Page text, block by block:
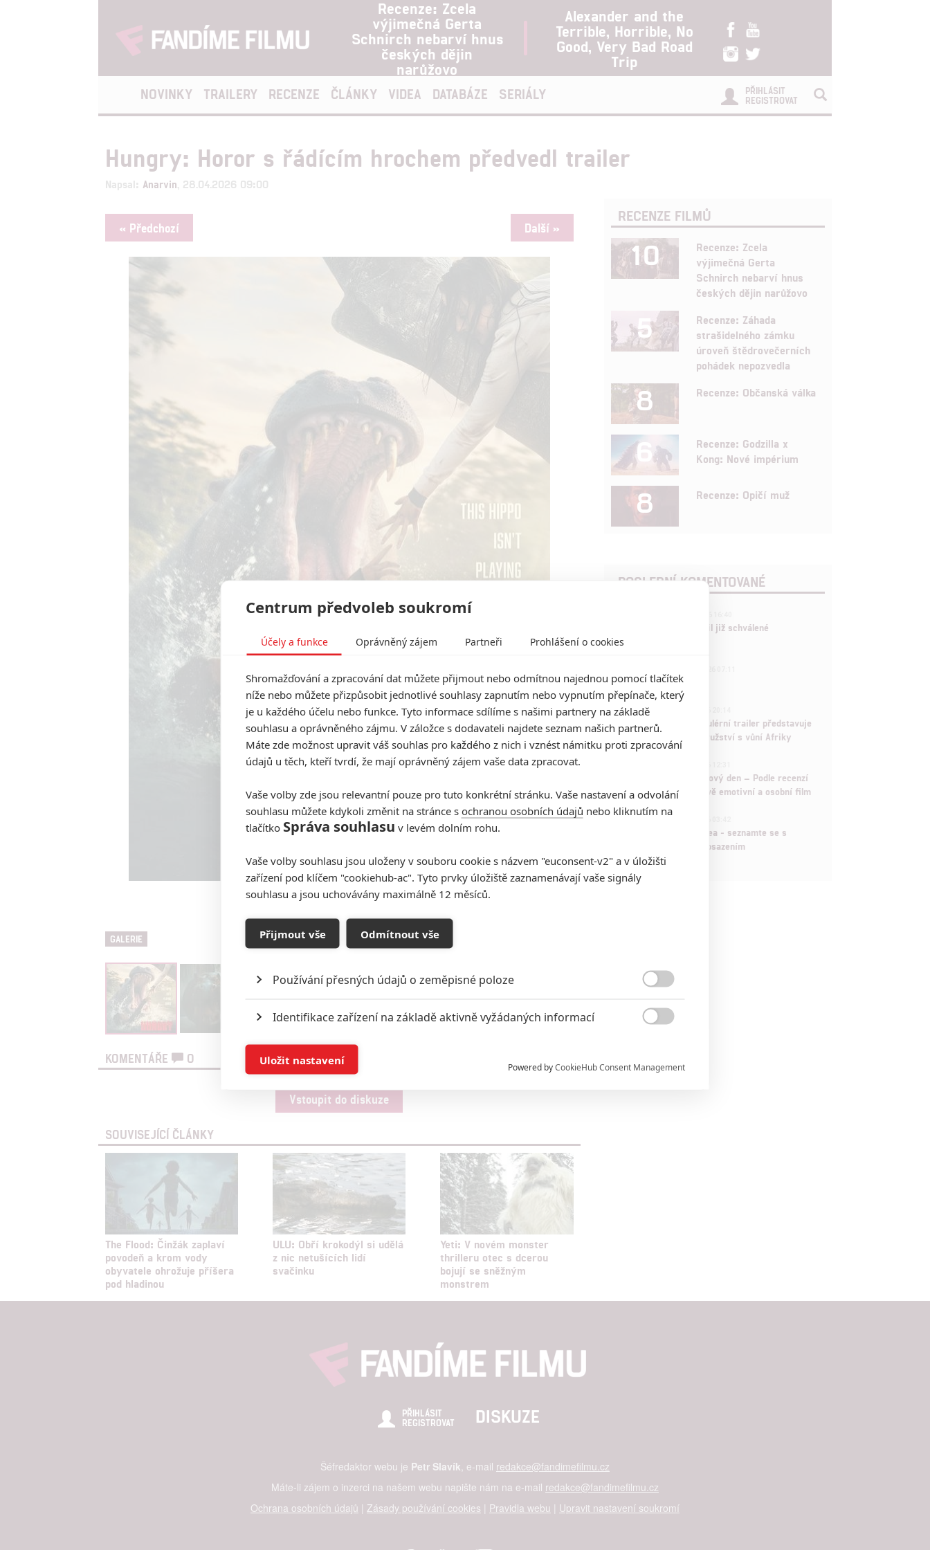
Recenze: Zcela
výjimečná Gerta
Schnirch nebarví hnus
českých dějin
narůžovo
Alexander and the
Terrible, Horrible, No
Good, Very Bad Road
Trip
NOVINKY TRAILERY RECENZE ČLÁNKY VIDEA DATABÁZE SERIÁLY
PŘIHLÁSIT
REGISTROVAT
Hungry: Horor s řádícím hrochem předvedl trailer
Napsal: Anarvin , 28.04.2026 09:00
« Předchozí Další »
GALERIE
KOMENTÁŘE 0
Vstoupit do diskuze
SOUVISEJÍCÍ ČLÁNKY
The Flood: Činžák zaplaví
povodeň a krom vody
obyvatele ohrožuje příšera
pod hladinou
ULU: Obří krokodýl si udělá
z nic netušících lidí
svačinku
Yeti: V novém monster
thrilleru otec s dcerou
bojují se sněžným
monstrem
RECENZE FILMŮ
10
Recenze: Zcela
výjimečná Gerta
Schnirch nebarví hnus
českých dějin narůžovo
5
Recenze: Záhada
strašidelného zámku
úroveň štědrovečerních
pohádek nepozvedla
8 Recenze: Občanská válka
6
Recenze: Godzilla x
Kong: Nové impérium
8 Recenze: Opičí muž
POSLEDNÍ KOMENTOVANÉ
Marvel nečekaně zrušil již schválené
pokračování
拆彈專家
1ČLÁNEK | 30.07.2026 20:14
Děti krve a kostí: Regulérní trailer představuje
akční fantasy dobrodružství s vůní Afriky
Spider-Man: Zbrusu nový den – Podle recenzí
máme čekat překvapivě emotivní a osobní film
1
Velké preview: Odyssea - seznamte se s
maximálně nabitým obsazením
PŘIHLÁSIT
REGISTROVAT
DISKUZE
Šéfredaktor webu je Petr Slavík , e-mail redakce@fandimefilmu.cz
Máte-li zájem o inzerci na našem webu napište nám na e-mail redakce@fandimefilmu.cz
Ochrana osobních údajů | Zásady používání cookies | Pravidla webu | Upravit nastavení soukromí
Centrum předvoleb soukromí
Účely a funkce Oprávněný zájem Partneři Prohlášení o cookies
Shromažďování a zpracování dat můžete přijmout nebo odmítnou najednou pomocí tlačítek
níže nebo můžete přizpůsobit jednotlivé souhlasy zapnutím nebo vypnutím přepínače, který
je u každého účelu nebo funkce. Tyto informace sdílíme s našimi partnery na základě
souhlasu a oprávněného zájmu. V záložce s dodavateli najdete seznam našich partnerů.
Máte zde možnost upravit váš souhlas pro každého z nich i vznést námitku proti zpracování
údajů u těch, kteří tvrdí, že mají oprávněný zájem vaše data zpracovat.
Vaše volby zde jsou relevantní pouze pro tuto konkrétní stránku. Vaše nastavení a odvolání
souhlasu můžete kdykoli změnit na stránce s ochranou osobních údajů nebo kliknutím na
tlačítko Správa souhlasu v levém dolním rohu.
Vaše volby souhlasu jsou uloženy v souboru cookie s názvem "euconsent-v2" a v úložišti
zařízení pod klíčem "cookiehub-ac". Tyto prvky úložiště zaznamenávají vaše signály
souhlasu a jsou uchovávány maximálně 12 měsíců.
Přijmout vše Odmítnout vše
Používání přesných údajů o zeměpisné poloze
Identifikace zařízení na základě aktivně vyžádaných informací
Ukládání a/nebo přístup k informacím v zařízení

Reklama založená na omezených údajích a měření reklamy
služeb
Udělením souhlasu s účely a funkcemi zde uvedenými dáváte nám i našim partnerům
možnost: Zajištění bezpečnosti, předcházení a zjišťování podvodů a odstraňování chyb,
Poskytování a zobrazování reklamy a obsahu
Powered byCookieHub Consent Management
Uložit nastavení